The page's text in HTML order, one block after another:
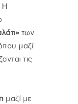
Η
των
μαζί
τις
μαζί με